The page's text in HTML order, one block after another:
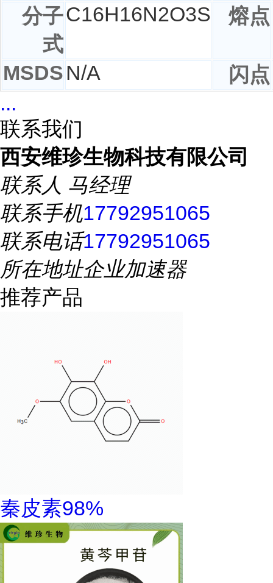
分子
式
C16H16N2O3S 熔点
MSDSN/A 闪点
...
联系我们
西安维珍生物科技有限公司
联系人 马经理
联系手机17792951065
联系电话17792951065
所在地址企业加速器
推荐产品
秦皮素98%